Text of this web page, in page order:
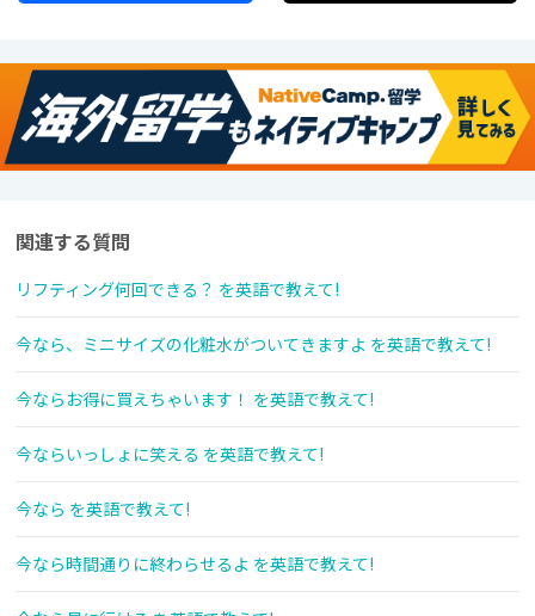
関連する質問
リフティング何回できる？ を英語で教えて!
今なら、ミニサイズの化粧水がついてきますよ を英語で教えて!
今ならお得に買えちゃいます！ を英語で教えて!
今ならいっしょに笑える を英語で教えて!
今なら を英語で教えて!
今なら時間通りに終わらせるよ を英語で教えて!